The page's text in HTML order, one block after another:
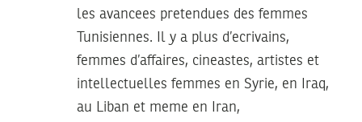
les avancees pretendues des femmes
Tunisiennes. Il y a plus d’ecrivains,
femmes d’affaires, cineastes, artistes et
intellectuelles femmes en Syrie, en Iraq,
au Liban et meme en Iran,